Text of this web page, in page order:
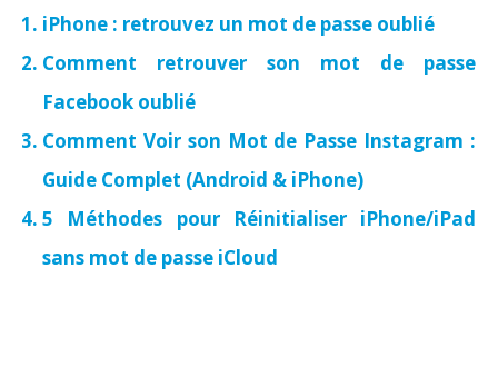
iPhone : retrouvez un mot de passe oublié
Comment retrouver son mot de passe
Facebook oublié
Comment Voir son Mot de Passe Instagram :
Guide Complet (Android & iPhone)
5 Méthodes pour Réinitialiser iPhone/iPad
sans mot de passe iCloud